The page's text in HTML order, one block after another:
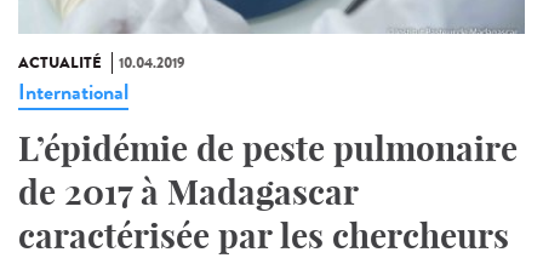
ACTUALITÉ 10.04.2019
International
L’épidémie de peste pulmonaire
de 2017 à Madagascar
caractérisée par les chercheurs